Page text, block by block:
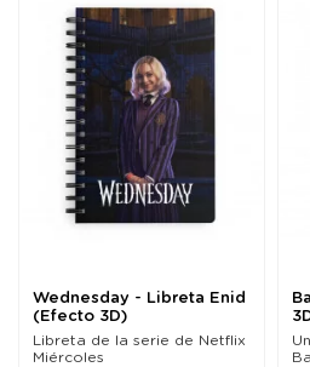
Wednesday - Libreta Enid
(Efecto 3D)
Libreta de la serie de Netflix
Miércoles